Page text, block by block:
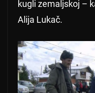
kugli zemaljskoj –
Alija Lukač.